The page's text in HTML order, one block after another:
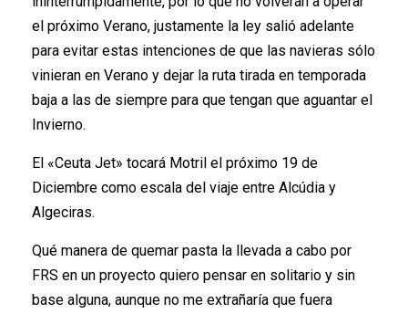
el próximo Verano, justamente la ley salió adelante
para evitar estas intenciones de que las navieras sólo
vinieran en Verano y dejar la ruta tirada en temporada
baja a las de siempre para que tengan que aguantar el
Invierno.
El «Ceuta Jet» tocará Motril el próximo 19 de
Diciembre como escala del viaje entre Alcúdia y
Algeciras.
Qué manera de quemar pasta la llevada a cabo por
FRS en un proyecto quiero pensar en solitario y sin
base alguna, aunque no me extrañaría que fuera